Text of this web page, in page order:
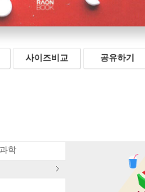
사이즈비교 공유하기
학